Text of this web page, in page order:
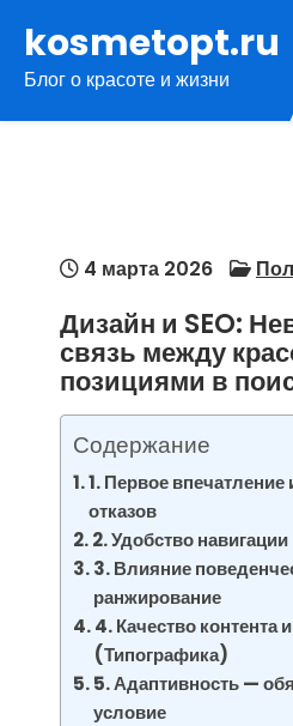
содержимому
kosmetopt.ru
Блог о красоте и жизни
4 марта 2026
Дизайн и SEO:
связь между
позициями в
Содержание
1. Первое впечатление
отказов
2. Удобство навигации
3. Влияние
ранжирование
4. Качество контента
(Типографика)
5. Адаптивность —
условие